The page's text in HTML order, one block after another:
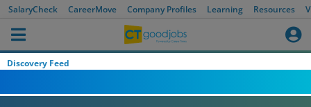
SalaryCheck CareerMove Company Profiles Learning Resources
Discovery Feed